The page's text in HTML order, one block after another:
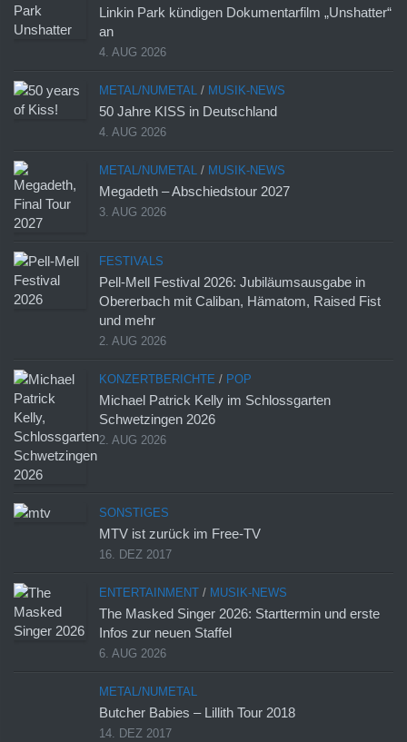
Linkin Park kündigen Dokumentarfilm „Unshatter“
an
4. AUG 2026
METAL/NUMETAL / MUSIK-NEWS
50 Jahre KISS in Deutschland
4. AUG 2026
METAL/NUMETAL / MUSIK-NEWS
Megadeth – Abschiedstour 2027
3. AUG 2026
FESTIVALS
Pell-Mell Festival 2026: Jubiläumsausgabe in
Obererbach mit Caliban, Hämatom, Raised Fist
und mehr
2. AUG 2026
KONZERTBERICHTE / POP
Michael Patrick Kelly im Schlossgarten
Schwetzingen 2026
2. AUG 2026
SONSTIGES
MTV ist zurück im Free-TV
16. DEZ 2017
ENTERTAINMENT / MUSIK-NEWS
The Masked Singer 2026: Starttermin und erste
Infos zur neuen Staffel
6. AUG 2026
METAL/NUMETAL
Butcher Babies – Lillith Tour 2018
14. DEZ 2017